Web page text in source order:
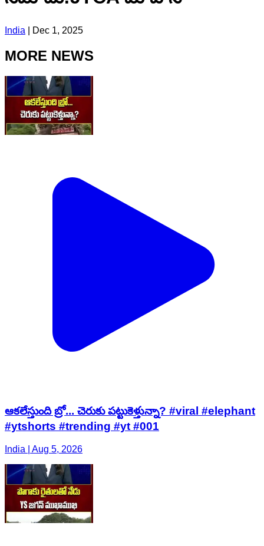
India Dec 1, 2025
MORE NEWS
ఆకలేస్తుంది బ్రో... చెరుకు పట్టుకెళ్తున్నా? #viral #elephant
#ytshorts #trending #yt #001
India | Aug 5, 2026